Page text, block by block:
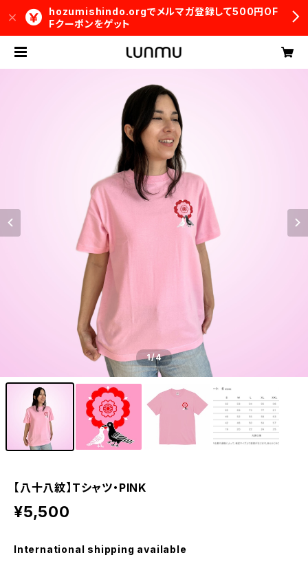
hozumishindo.orgでメルマガ登録して500円OF
Fクーポンをゲット
1/4
【八十八紋】Tシャツ・PINK
¥5,500
International shipping available